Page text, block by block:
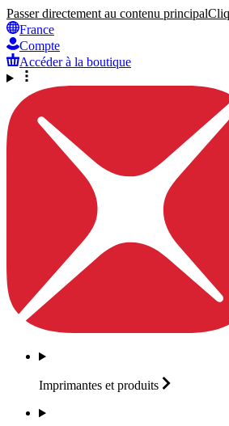
Passer directement au contenu principal
France
Compte
Accéder à la boutique
Imprimantes et produits